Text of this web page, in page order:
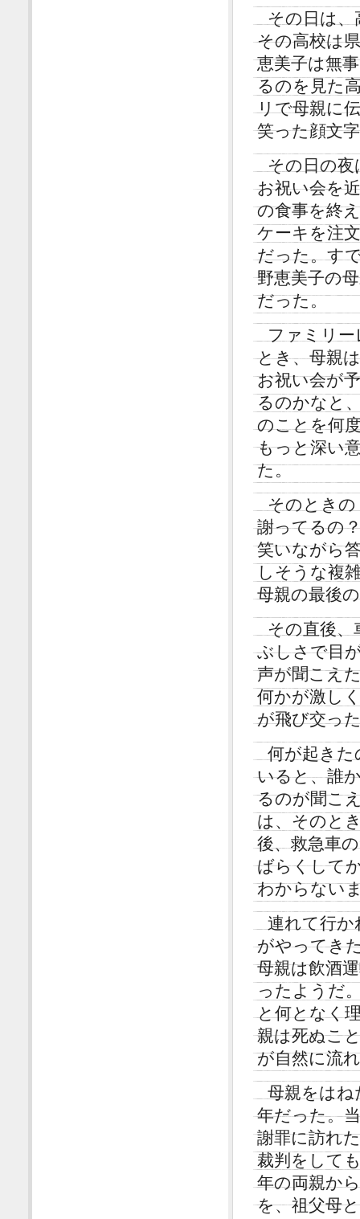
その日は、
その高校は
恵美子は無
るのを見た
リで母親に
笑った顔文
その日の
お祝い会を
の食事を終
ケーキを注
だった。す
野恵美子の
だった。
ファミリ
とき、母親
お祝い会が
るのかなと
のことを何
もっと深い
た。
そのとき
謝ってるの
笑いながら
しそうな複
母親の最後
その直後、
ぶしさで目
声が聞こえ
何かが激し
が飛び交っ
何が起きた
いると、誰
るのが聞こ
は、そのと
後、救急車
ばらくして
わからない
連れて行か
がやってき
母親は飲酒
ったようだ
と何となく
親は死ぬこ
が自然に流
母親をはね
年だった。
謝罪に訪れ
裁判をして
年の両親か
を、祖父母